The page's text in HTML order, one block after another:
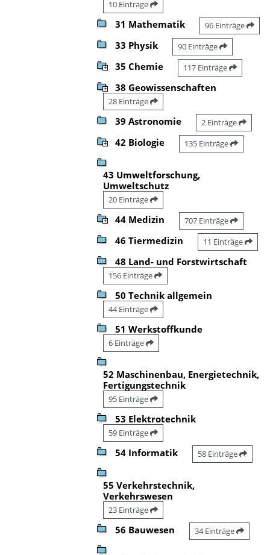
10 Einträge
31 Mathematik 96 Einträge
33 Physik 90 Einträge
35 Chemie 117 Einträge
38 Geowissenschaften
28 Einträge
39 Astronomie 2 Einträge
42 Biologie 135 Einträge
43 Umweltforschung,
Umweltschutz
20 Einträge
44 Medizin 707 Einträge
46 Tiermedizin 11 Einträge
48 Land- und Forstwirtschaft
156 Einträge
50 Technik allgemein
44 Einträge
51 Werkstoffkunde
6 Einträge
52 Maschinenbau, Energietechnik,
Fertigungstechnik
95 Einträge
53 Elektrotechnik
59 Einträge
54 Informatik 58 Einträge
55 Verkehrstechnik,
Verkehrswesen
23 Einträge
56 Bauwesen 34 Einträge